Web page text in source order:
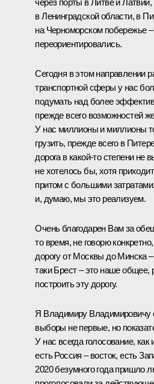
через порты в Литве и
в Ленинградской области, в
на Черноморском побережье
переориентировались.
Сегодня в этом направлении
транспортной сферы у нас
подумать над более
прежде всего возможностей
У нас миллионы и миллионы
грузить, прежде всего в
дорога в какой-то степени не
не хотелось бы, хотя
притом с большими
и, думаю, мы это реализуем.
Очень благодарен Вам за
то время, не говорю
дорогу от Москвы до Минска
таки Брест – это наше общее,
построить эту дорогу.
Я Владимиру Владимировичу
выборы не первые, но
У нас всегда голосование,
есть Россия – восток, есть
2020 безумного года пришло